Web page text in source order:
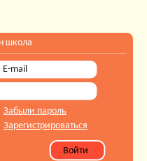
школа
Забыли пароль
Зарегистрироваться